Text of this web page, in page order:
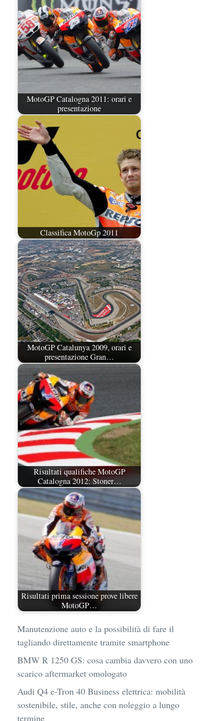
MotoGP Catalogna 2011: orari e
presentazione
Classifica MotoGp 2011
MotoGP Catalunya 2009, orari e
presentazione Gran…
Risultati qualifiche MotoGP
Catalogna 2012: Stoner…
Risultati prima sessione prove libere
MotoGP…
Manutenzione auto e la possibilità di fare il
tagliando direttamente tramite smartphone
BMW R 1250 GS: cosa cambia davvero con uno
scarico aftermarket omologato
Audi Q4 e-Tron 40 Business elettrica: mobilità
sostenibile, stile, anche con noleggio a lungo
termine